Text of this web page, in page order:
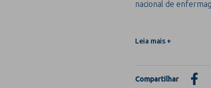
nacional de
Leia mais +
Compartilhar